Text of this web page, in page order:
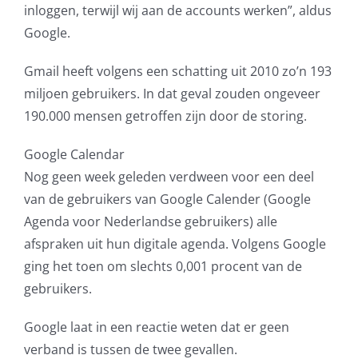
Microsoft software licenties
SLA overeenkomsten
Remote Help
WordPress SLA Contract
Contact
inloggen, terwijl wij aan de accounts werken”, aldus
Google.
Gmail heeft volgens een schatting uit 2010 zo’n 193
miljoen gebruikers. In dat geval zouden ongeveer
190.000 mensen getroffen zijn door de storing.
Google Calendar
Nog geen week geleden verdween voor een deel
van de gebruikers van Google Calender (Google
Agenda voor Nederlandse gebruikers) alle
afspraken uit hun digitale agenda. Volgens Google
ging het toen om slechts 0,001 procent van de
gebruikers.
Google laat in een reactie weten dat er geen
verband is tussen de twee gevallen.